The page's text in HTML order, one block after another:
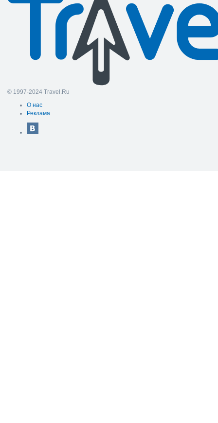
© 1997-2024 Travel.Ru
О нас
Реклама